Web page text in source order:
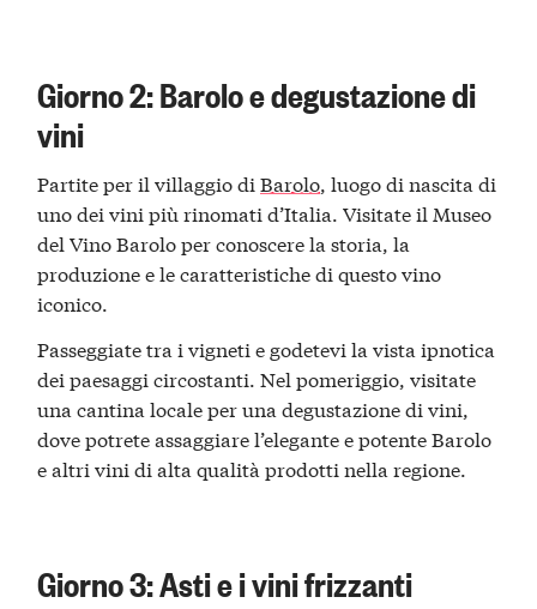
Giorno 2: Barolo e degustazione di
vini
Partite per il villaggio diBarolo, luogo di nascita di
uno dei vini più rinomati d’Italia. Visitate il Museo
del Vino Barolo per conoscere la storia, la
produzione e le caratteristiche di questo vino
iconico.
Passeggiate tra i vigneti e godetevi la vista ipnotica
dei paesaggi circostanti. Nel pomeriggio, visitate
una cantina locale per una degustazione di vini,
dove potrete assaggiare l’elegante e potente Barolo
e altri vini di alta qualità prodotti nella regione.
Giorno 3: Asti e i vini frizzanti